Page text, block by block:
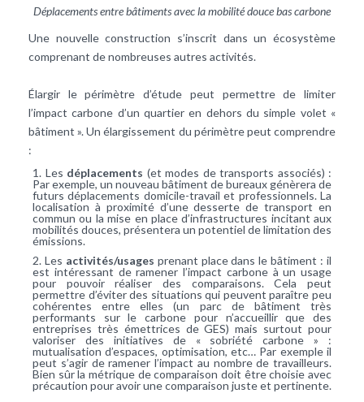
Déplacements entre bâtiments avec la mobilité douce bas carbone
Une nouvelle construction s’inscrit dans un écosystème
comprenant de nombreuses autres activités.
Élargir le périmètre d’étude peut permettre de limiter
l’impact carbone d’un quartier en dehors du simple volet «
bâtiment ». Un élargissement du périmètre peut comprendre
:
Les déplacements (et modes de transports associés) :
Par exemple, un nouveau bâtiment de bureaux génèrera de
futurs déplacements domicile-travail et professionnels. La
localisation à proximité d’une desserte de transport en
commun ou la mise en place d’infrastructures incitant aux
mobilités douces, présentera un potentiel de limitation des
émissions.
Les activités/usages prenant place dans le bâtiment : il
est intéressant de ramener l’impact carbone à un usage
pour pouvoir réaliser des comparaisons. Cela peut
permettre d’éviter des situations qui peuvent paraître peu
cohérentes entre elles (un parc de bâtiment très
performants sur le carbone pour n’accueillir que des
entreprises très émettrices de GES) mais surtout pour
valoriser des initiatives de « sobriété carbone » :
mutualisation d’espaces, optimisation, etc… Par exemple il
peut s’agir de ramener l’impact au nombre de travailleurs.
Bien sûr la métrique de comparaison doit être choisie avec
précaution pour avoir une comparaison juste et pertinente.